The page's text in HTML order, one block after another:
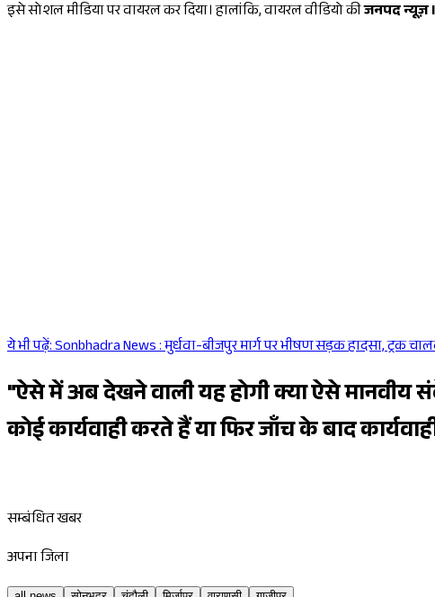
इसे सोशल मीडिया पर वायरल कर दिया। हालांकि, वायरल वीडियो कीजनपद न्यूज़
ये भी पढ़ें:Sonbhadra News : मुर्धवा-बीजपुर मार्ग पर भीषण सड़क हादसा, ट्रक
"ऐसे में अब देखने वाली यह होगी क्या ऐसे मानवीय
कोई कार्यवाही करते हैं या फिर जाँच के बाद
सम्बंधित खबर
अपना जिला